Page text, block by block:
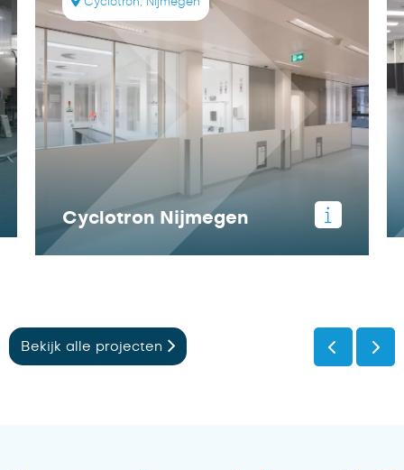
Equipe Amsterdam
Bekijk alle projecten